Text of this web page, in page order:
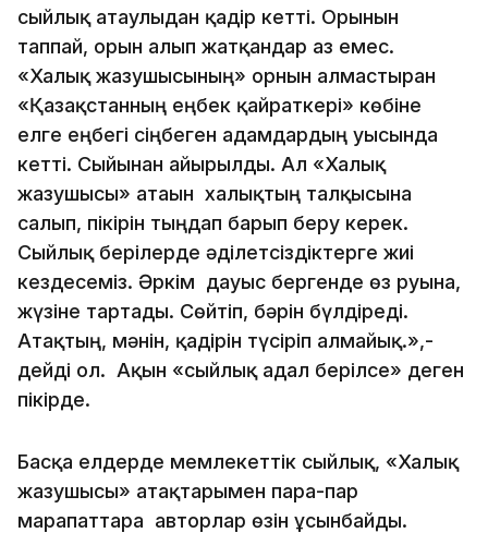
сыйлық атаулыдан қадір кетті. Орынын
таппай, орын алып жатқандар аз емес.
«Халық жазушысының» орнын алмастырған
«Қазақстанның еңбек қайраткері» көбіне
елге еңбегі сіңбеген адамдардың уысында
кетті. Сыйынан айырылды. Ал «Халық
жазушысы» атағын халықтың талқысына
салып, пікірін тыңдап барып беру керек.
Сыйлық берілерде әділетсіздіктерге жиі
кездесеміз. Әркім дауыс бергенде өз руына,
жүзіне тартады. Сөйтіп, бәрін бүлдіреді.
Атақтың, мәнін, қадірін түсіріп алмайық.»,-
дейді ол. Ақын «сыйлық адал берілсе» деген
пікірде.
Басқа елдерде мемлекеттік сыйлық, «Халық
жазушысы» атақтарымен пара-пар
марапаттарға авторлар өзін ұсынбайды.